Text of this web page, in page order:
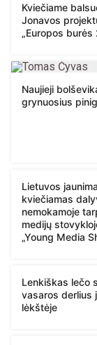
Kviečiame
Jonavos
„Europos burės
Naujieji
grynuosius
Lietuvos
kviečiamas
nemokamoje
medijų
„Young Media
Lenkiškas lečo
vasaros derlius
lėkštėje